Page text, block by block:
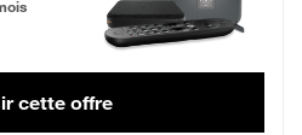
cette offre